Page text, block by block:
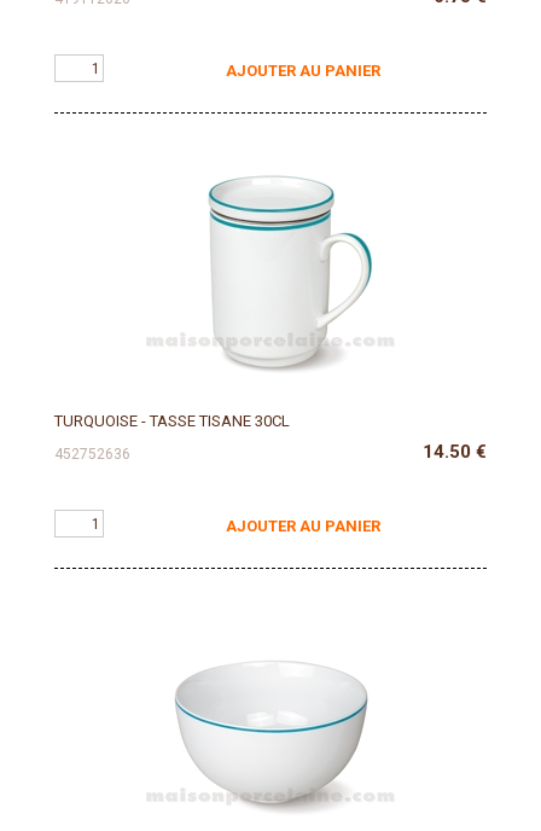
AJOUTER AU PANIER
TURQUOISE - TASSE TISANE 30CL
452752636 14.50 €
AJOUTER AU PANIER